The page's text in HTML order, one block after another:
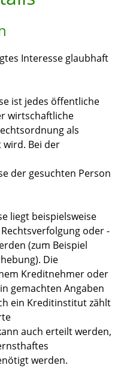
Interesse glaubhaft
ist jedes öffentliche
wirtschaftliche
als
Bei der
der gesuchten Person
liegt beispielsweise
oder -
(zum Beispiel
Die
Kreditnehmer oder
gemachten Angaben
ein Kreditinstitut zählt
auch erteilt werden,
werden.